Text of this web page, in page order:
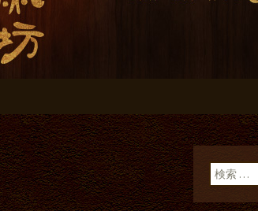
検索: